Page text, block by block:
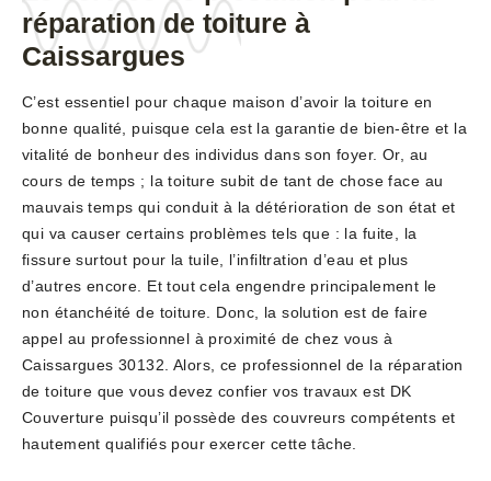
réparation de toiture à
Caissargues
C’est essentiel pour chaque maison d’avoir la toiture en
bonne qualité, puisque cela est la garantie de bien-être et la
vitalité de bonheur des individus dans son foyer. Or, au
cours de temps ; la toiture subit de tant de chose face au
mauvais temps qui conduit à la détérioration de son état et
qui va causer certains problèmes tels que : la fuite, la
fissure surtout pour la tuile, l’infiltration d’eau et plus
d’autres encore. Et tout cela engendre principalement le
non étanchéité de toiture. Donc, la solution est de faire
appel au professionnel à proximité de chez vous à
Caissargues 30132. Alors, ce professionnel de la réparation
de toiture que vous devez confier vos travaux est DK
Couverture puisqu’il possède des couvreurs compétents et
hautement qualifiés pour exercer cette tâche.